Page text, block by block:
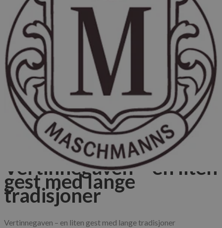
Blog
Published: 28.05.2025
MatkulturGuider
Vertinnegaven – en liten
gest med lange
tradisjoner
Vertinnegaven – en liten gest med lange tradisjoner